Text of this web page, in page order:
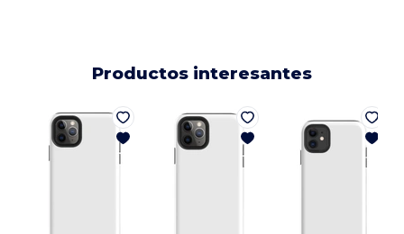
Productos interesantes